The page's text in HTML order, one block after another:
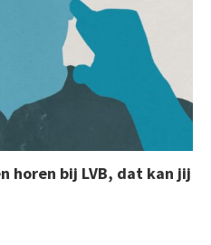
horen bij LVB, dat kan jij